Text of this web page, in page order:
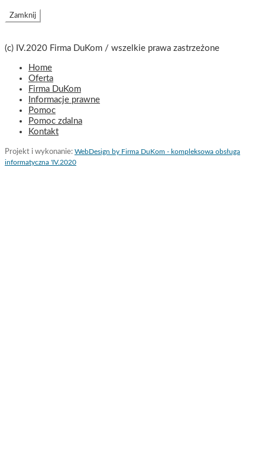
Zamknij
(c) IV.2020 Firma DuKom / wszelkie prawa zastrzeżone
Home
Oferta
Firma DuKom
Informacje prawne
Pomoc
Pomoc zdalna
Kontakt
Projekt i wykonanie: WebDesign by Firma DuKom - kompleksowa obsługa
informatyczna 'IV.2020